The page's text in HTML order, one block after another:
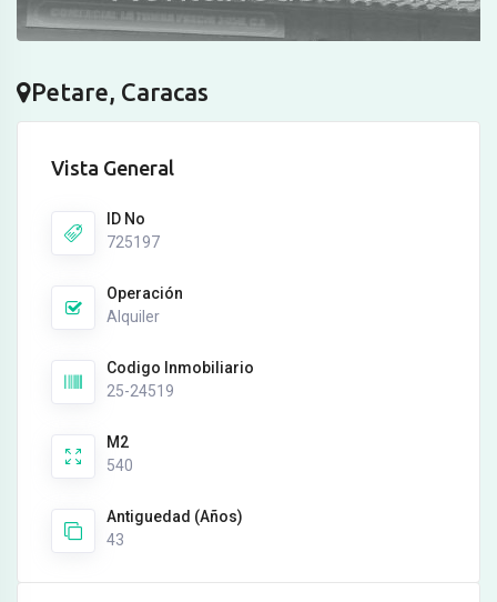
Petare, Caracas
Vista General
ID No
725197
Operación
Alquiler
Codigo Inmobiliario
25-24519
M2
540
Antiguedad (Años)
43